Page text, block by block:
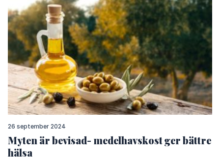
26 september 2024
Myten är bevisad- medelhavskost ger bättre
hälsa